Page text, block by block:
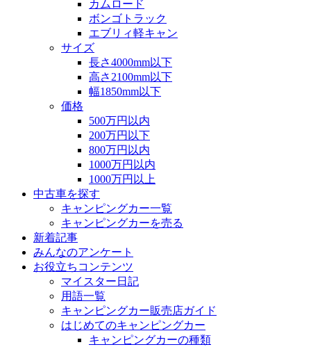
カムロード
ボンゴトラック
エブリィ軽キャン
サイズ
長さ4000mm以下
高さ2100mm以下
幅1850mm以下
価格
500万円以内
200万円以下
800万円以内
1000万円以内
1000万円以上
中古車を探す
キャンピングカー一覧
キャンピングカーを売る
新着記事
みんなのアンケート
お役立ちコンテンツ
マイスター日記
用語一覧
キャンピングカー販売店ガイド
はじめてのキャンピングカー
キャンピングカーの種類